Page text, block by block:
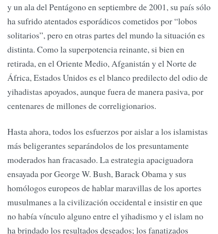
y un ala del Pentágono en septiembre de 2001, su país sólo
ha sufrido atentados esporádicos cometidos por “lobos
solitarios”, pero en otras partes del mundo la situación es
distinta. Como la superpotencia reinante, si bien en
retirada, en el Oriente Medio, Afganistán y el Norte de
África, Estados Unidos es el blanco predilecto del odio de
yihadistas apoyados, aunque fuera de manera pasiva, por
centenares de millones de correligionarios.
Hasta ahora, todos los esfuerzos por aislar a los islamistas
más beligerantes separándolos de los presuntamente
moderados han fracasado. La estrategia apaciguadora
ensayada por George W. Bush, Barack Obama y sus
homólogos europeos de hablar maravillas de los aportes
musulmanes a la civilización occidental e insistir en que
no había vínculo alguno entre el yihadismo y el islam no
ha brindado los resultados deseados; los fanatizados